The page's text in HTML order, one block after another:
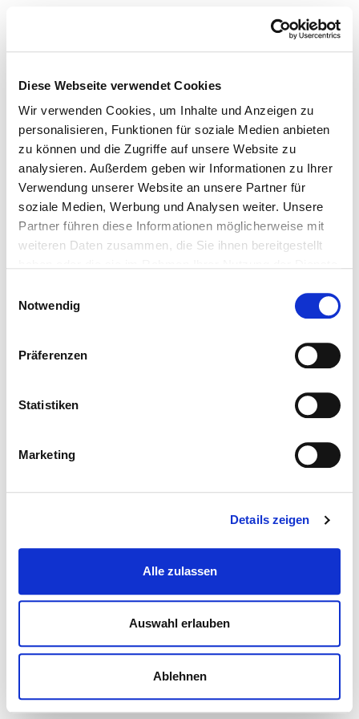
Diese Webseite verwendet Cookies
Wir verwenden Cookies, um Inhalte und Anzeigen zu
personalisieren, Funktionen für soziale Medien anbieten
zu können und die Zugriffe auf unsere Website zu
analysieren. Außerdem geben wir Informationen zu Ihrer
Verwendung unserer Website an unsere Partner für
soziale Medien, Werbung und Analysen weiter. Unsere
Partner führen diese Informationen möglicherweise mit
weiteren Daten zusammen, die Sie ihnen bereitgestellt
Notwendig
Präferenzen
Statistiken
Marketing
Details zeigen
Alle zulassen
Auswahl erlauben
Ablehnen